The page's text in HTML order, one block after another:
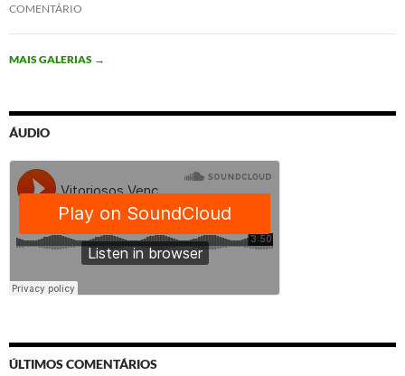
COMENTÁRIO
MAIS GALERIAS →
ÁUDIO
ÚLTIMOS COMENTÁRIOS